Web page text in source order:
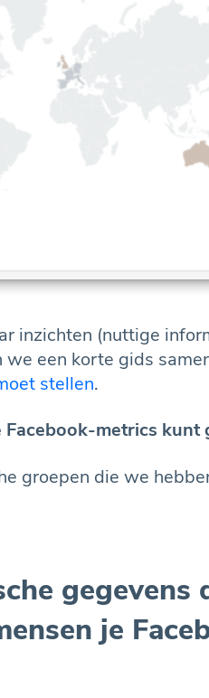
inzichten (nuttige
een korte gids
stellen.
Facebook-metrics kunt
groepen die we
gegevens
je